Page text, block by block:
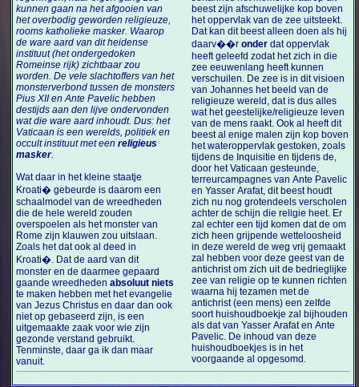
kunnen gaan na het afgooien van
het overbodig geworden religieuze,
rooms katholieke masker. Waarop
de ware aard van dit heidense
instituut (het ondergedoken
Romeinse rijk) zichtbaar zou
worden. De vele slachtoffers van het
monsterverbond tussen de monsters
Pius XII en Ante Pavelic hebben
destijds aan den lijve ondervonden
wat die ware aard inhoudt. Dus: het
Vaticaan is een werelds, politiek en
occult instituut met eenreligieus
masker.
Wat daar in het kleine staatje
Kroati� gebeurde is daarom een
schaalmodel van de wreedheden
die de hele wereld zouden
overspoelen als het monster van
Rome zijn klauwen zou uitslaan.
Zoals het dat ook al deed in
Kroati�. Dat de aard van dit
monster en de daarmee gepaard
gaande wreedhedenabsoluut niets
te maken hebben met het evangelie
van Jezus Christus en daar dan ook
niet op gebaseerd zijn, is een
uitgemaakte zaak voor wie zijn
gezonde verstand gebruikt.
Tenminste, daar ga ik dan maar
vanuit.
beest zijn afschuwelijke kop boven
het oppervlak van de zee uitsteekt.
Dat kan dit beest alleen doen als hij
daarv��r onderdat oppervlak
heeft geleefd zodat het zich in die
zee eeuwenlang heeft kunnen
verschuilen. De zee is in dit visioen
van Johannes het beeld van de
religieuze wereld, dat is dus alles
wat het geestelijke/religieuze leven
van de mens raakt. Ook al heeft dit
beest al enige malen zijn kop boven
het wateroppervlak gestoken, zoals
tijdens de Inquisitie en tijdens de,
door het Vaticaan gesteunde,
terreurcampagnes van Ante Pavelic
en Yasser Arafat, dit beest houdt
zich nu nog grotendeels verscholen
achter de schijn die religie heet. Er
zal echter een tijd komen dat de om
zich heen grijpende wetteloosheid
in deze wereld de weg vrij gemaakt
zal hebben voor deze geest van de
antichrist om zich uit de bedrieglijke
zee van religie op te kunnen richten
waarna hij tezamen met de
antichrist (een mens) een zelfde
soort huishoudboekje zal bijhouden
als dat van Yasser Arafat en Ante
Pavelic. De inhoud van deze
huishoudboekjes is in het
voorgaande al opgesomd.